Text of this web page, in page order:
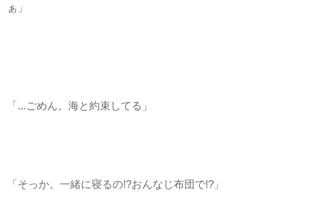
ぁ」
「...ごめん。海と約束してる」
「そっか。一緒に寝るの!?おんなじ布団で!?」